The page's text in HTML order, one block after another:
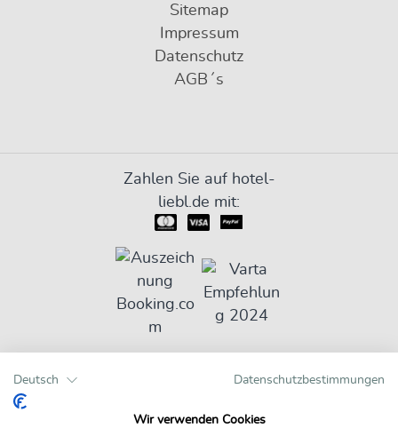
Sitemap
Impressum
Datenschutz
AGB´s
Zahlen Sie auf hotel-
liebl.de mit:
Deutsch Datenschutzbestimmungen
Wir verwenden Cookies